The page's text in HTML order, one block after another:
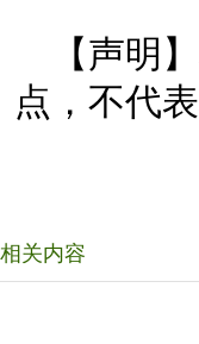
【声明
点，不代
相关内容